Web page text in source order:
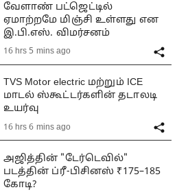
வேளாண் பட்ஜெட்டில்
ஏமாற்றமே மிஞ்சி உள்ளது என
இ.பி.எஸ். விமர்சனம்
16 hrs 5 mins ago
TVS Motor electric மற்றும் ICE
மாடல் ஸ்கூட்டர்களின் தடாலடி
உயர்வு
16 hrs 6 mins ago
அஜித்தின் "டேர்டெவில்"
படத்தின் ப்ரீ-பிசினஸ் ₹175–185
கோடி?